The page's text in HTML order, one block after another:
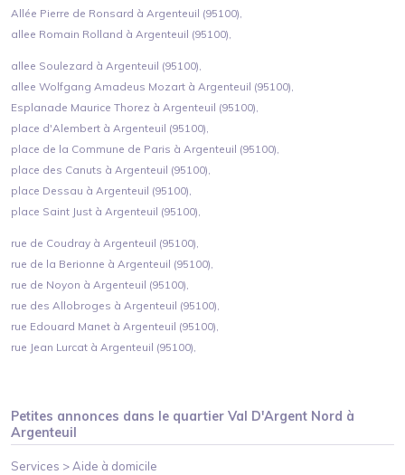
Allée Pierre de Ronsard à Argenteuil (95100),
allee Romain Rolland à Argenteuil (95100),
allee Soulezard à Argenteuil (95100),
allee Wolfgang Amadeus Mozart à Argenteuil (95100),
Esplanade Maurice Thorez à Argenteuil (95100),
place d'Alembert à Argenteuil (95100),
place de la Commune de Paris à Argenteuil (95100),
place des Canuts à Argenteuil (95100),
place Dessau à Argenteuil (95100),
place Saint Just à Argenteuil (95100),
rue de Coudray à Argenteuil (95100),
rue de la Berionne à Argenteuil (95100),
rue de Noyon à Argenteuil (95100),
rue des Allobroges à Argenteuil (95100),
rue Edouard Manet à Argenteuil (95100),
rue Jean Lurcat à Argenteuil (95100),
Petites annonces dans le quartierVal D'Argent Nord à
Argenteuil
Services > Aide à domicile